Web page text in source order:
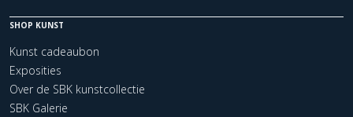
SHOP KUNST
Kunst cadeaubon
Exposities
Over de SBK kunstcollectie
SBK Galerie